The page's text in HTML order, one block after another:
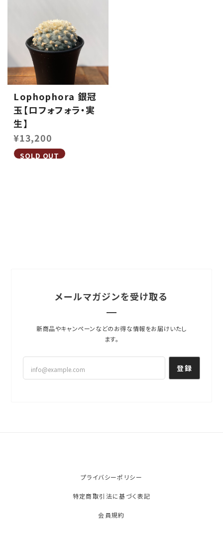
Lophophora 銀冠
玉【ロフォフォラ・実
生】
¥13,200
SOLD OUT
メールマガジンを受け取る
新商品やキャンペーンなどのお得な情報をお届けいたし
ます。
登録
プライバシーポリシー
特定商取引法に基づく表記
会員規約